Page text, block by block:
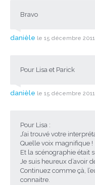
Bravo
danièle le 15 décembre
Pour Lisa et Parick
danièle le 15 décembre
Pour Lisa :
J’ai trouvé votre
Quelle voix magnifique !
Et la scénographie était
Je suis heureux d’avoir
Continuez comme çà,
connaitre.